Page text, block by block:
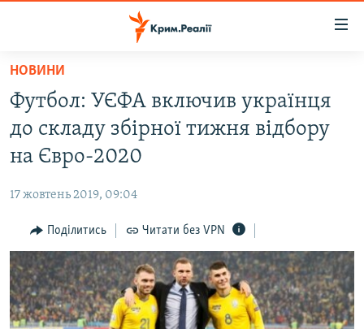
Перейти
основного
матеріалу
Перейти
до
основної
Перейти
до
пошуку
НОВИНИ
ВОДА.КРИМ
ВІДЕО ТА ФОТО
БЛОГИ
ПОГЛЯД
ІНТЕРВ'Ю
ВСЕ ЗА ДЕНЬ
СПЕЦПРОЕКТИ
НОВИНИ
Футбол: УЄФА включив українця
до складу збірної тижня відбору
на Євро-2020
17 жовтень 2019, 09:04
Поділитись Читати без VPN